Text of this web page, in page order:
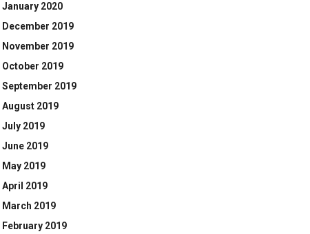
January 2020
December 2019
November 2019
October 2019
September 2019
August 2019
July 2019
June 2019
May 2019
April 2019
March 2019
February 2019